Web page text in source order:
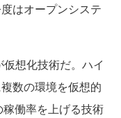
はオープンシステ
想化技術だ。ハイ
数の環境を仮想的
働率を上げる技術